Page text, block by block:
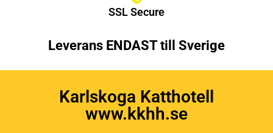
SSL Secure
Leverans ENDAST till Sverige
Karlskoga Katthotell
www.kkhh.se